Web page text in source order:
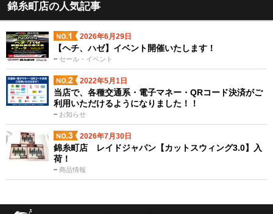
錦糸町店の人気記事
2026年6月29日
セール・イベント
【ヘチ、ハゼ】イベント開催いたします！
2022年5月1日
お知らせ
当店で、各種交通系・電子マネー・QRコード決済がご
利用いただけるようになりました！！
2026年7月30日
商品情報
錦糸町店 レイドジャパン【カットスウィング3.0】入
荷！